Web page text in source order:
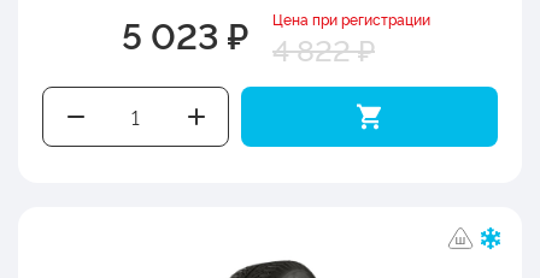
5 023 ₽ Цена при регистрации
4 822 ₽